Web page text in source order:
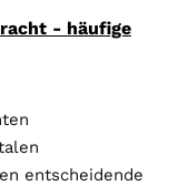
- häufige
entscheidende